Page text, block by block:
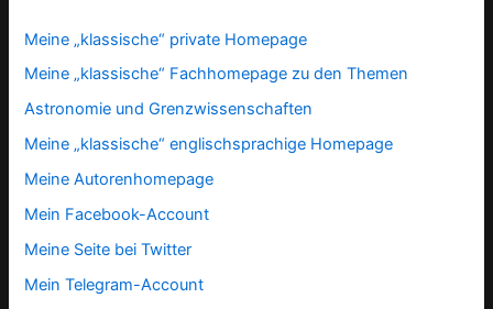
Meine „klassische“ private Homepage
Meine „klassische“ Fachhomepage zu den Themen
Astronomie und Grenzwissenschaften
Meine „klassische“ englischsprachige Homepage
Meine Autorenhomepage
Mein Facebook-Account
Meine Seite bei Twitter
Mein Telegram-Account